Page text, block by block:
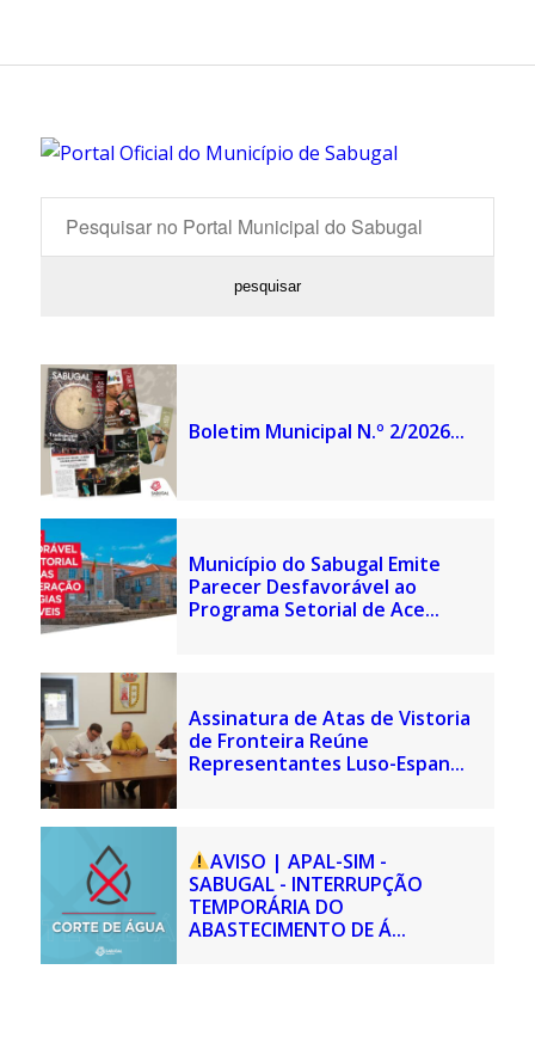
Boletim Municipal N.º 2/2026...
Município do Sabugal Emite
Parecer Desfavorável ao
Programa Setorial de Ace...
Assinatura de Atas de Vistoria
de Fronteira Reúne
Representantes Luso-Espan...
AVISO | APAL-SIM -
SABUGAL - INTERRUPÇÃO
TEMPORÁRIA DO
ABASTECIMENTO DE Á...